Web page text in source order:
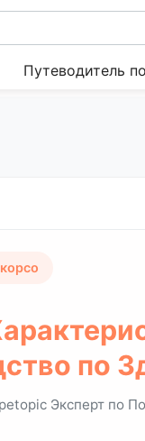
Путеводитель
по
petopic Эксперт по